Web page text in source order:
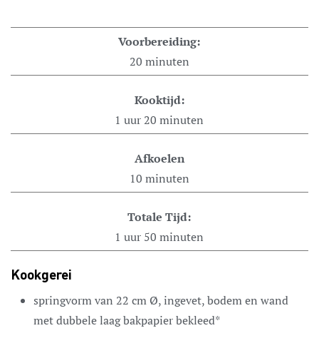
Voorbereiding:
20 minuten
Kooktijd:
1 uur 20 minuten
Afkoelen
10 minuten
Totale Tijd:
1 uur 50 minuten
Kookgerei
springvorm van 22 cm Ø,ingevet, bodem en wand
met dubbele laag bakpapier bekleed*